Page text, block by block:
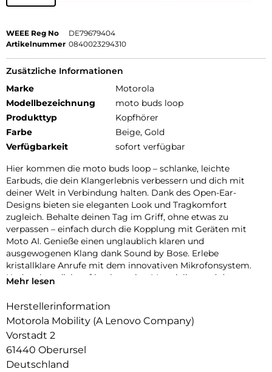
WEEE Reg No
DE79679404
Artikelnummer 0840023294310
Zusätzliche Informationen
Marke
Motorola
Modellbezeichnung
moto buds loop
Produkttyp
Kopfhörer
Farbe
Beige, Gold
Verfügbarkeit
sofort verfügbar
Hier kommen die moto buds loop – schlanke, leichte
Earbuds, die dein Klangerlebnis verbessern und dich mit
deiner Welt in Verbindung halten. Dank des Open-Ear-
Designs bieten sie eleganten Look und Tragkomfort
zugleich. Behalte deinen Tag im Griff, ohne etwas zu
verpassen – einfach durch die Kopplung mit Geräten mit
Moto AI. Genieße einen unglaublich klaren und
ausgewogenen Klang dank Sound by Bose. Erlebe
kristallklare Anrufe mit dem innovativen Mikrofonsystem.
Und verlass dich auf hochwertige Materialien und das
ununterbrochener Akkulaufzeit und noch mehr im Ladecase
im Einklang mit dir.
Mehr lesen
Herstellerinformation
Motorola Mobility (A Lenovo Company)
Vorstadt 2
61440 Oberursel
Deutschland